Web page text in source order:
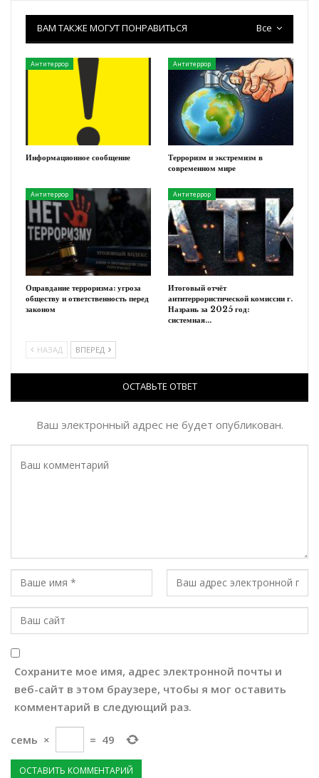
Все
ВАМ ТАКЖЕ МОГУТ ПОНРАВИТЬСЯ
Антитеррор
Информационное сообщение
Антитеррор
Терроризм и экстремизм в
современном мире
Антитеррор
Оправдание терроризма: угроза
обществу и ответственность перед
законом
Антитеррор
Итоговый отчёт
антитеррористической комиссии г.
Назрань за 2025 год:
системная…
НАЗАД ВПЕРЕД
ОСТАВЬТЕ ОТВЕТ
Ваш электронный адрес не будет опубликован.
Сохраните мое имя, адрес электронной почты и
веб-сайт в этом браузере, чтобы я мог оставить
комментарий в следующий раз.
семь × = 49